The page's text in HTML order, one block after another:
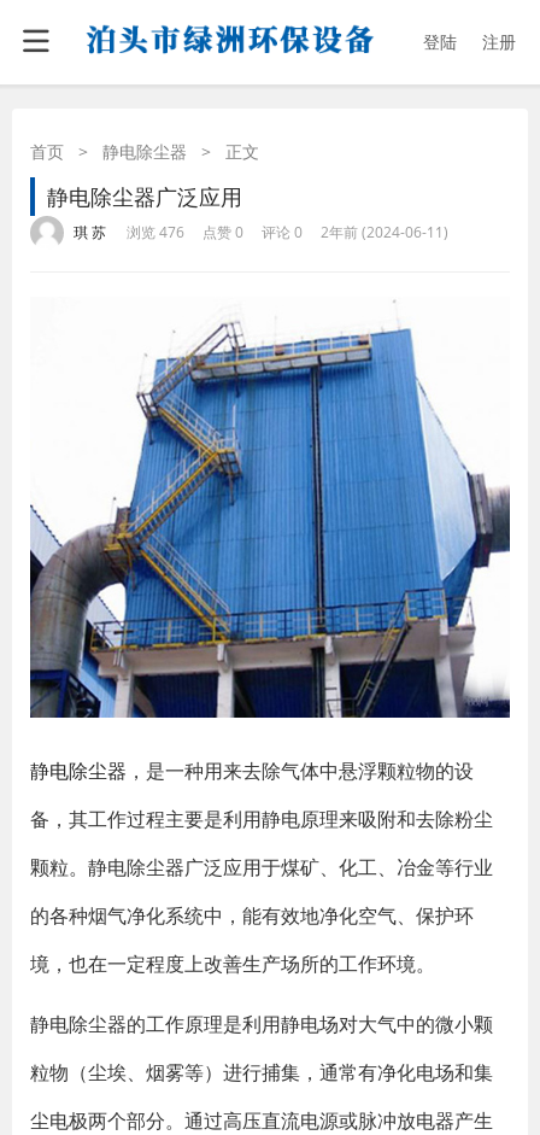
登陆 注册
首页 > 静电除尘器 > 正文
静电除尘器广泛应用
琪 苏 浏览 476 点赞 0 评论 0 2年前 (2024-06-11)
静电除尘器 ，是一种用来去除气体中悬浮颗粒物的设
备，其工作过程主要是利用静电原理来吸附和去除粉尘
颗粒。静电除尘器广泛应用于煤矿、化工、冶金等行业
的各种烟气净化系统中，能有效地净化空气、保护环
境，也在一定程度上改善生产场所的工作环境。
静电除尘器的工作原理是利用静电场对大气中的微小颗
粒物（尘埃、烟雾等）进行捕集，通常有净化电场和集
尘电极两个部分。通过高压直流电源或脉冲放电器产生